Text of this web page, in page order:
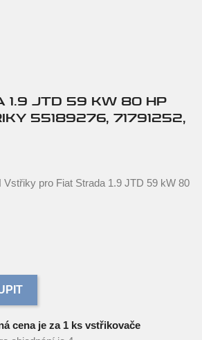
1.9 JTD 59 KW 80 HP
55189276, 71791252,
Vstřiky pro Fiat Strada 1.9 JTD 59 kW 80
cena je za 1 ks vstřikovače